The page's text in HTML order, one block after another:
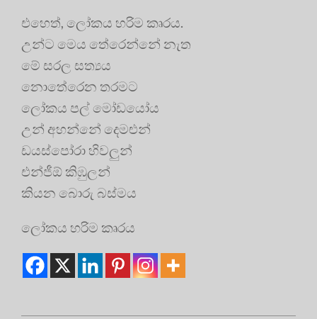
එහෙත්, ලෝකය හරිම කෘරය.
උන්ට මෙය තේරෙන්නේ නැත
මේ සරල සත්‍යය
නොතේරෙන තරමට
ලෝකය පල් මෝඩයෝය
උන් අහන්නේ දෙමළුන්
ඩයස්පෝරා හිවලුන්
එන්ජීඕ කිඹුලන්
කියන බොරු බස්මය
ලෝකය හරිම කෘරය